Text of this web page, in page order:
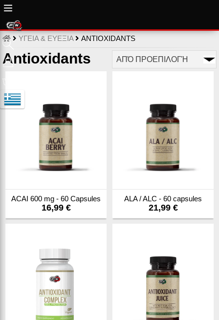
ΥΓΕΙΑ & ΕΥΕΞΙΑ ANTIOXIDANTS
Antioxidants
ACAI 600 mg - 60 Capsules
16,99 €
ALA / ALC - 60 capsules
21,99 €